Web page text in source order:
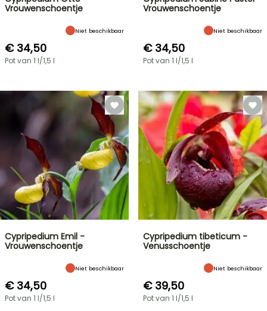
Vrouwenschoentje
Niet beschikbaar
€ 34,50
Pot van 1 l/1,5 l
Vrouwenschoentje
Niet beschikbaar
€ 34,50
Pot van 1 l/1,5 l
Cypripedium Emil -
Vrouwenschoentje
Niet beschikbaar
€ 34,50
Pot van 1 l/1,5 l
Cypripedium tibeticum -
Venusschoentje
Niet beschikbaar
€ 39,50
Pot van 1 l/1,5 l